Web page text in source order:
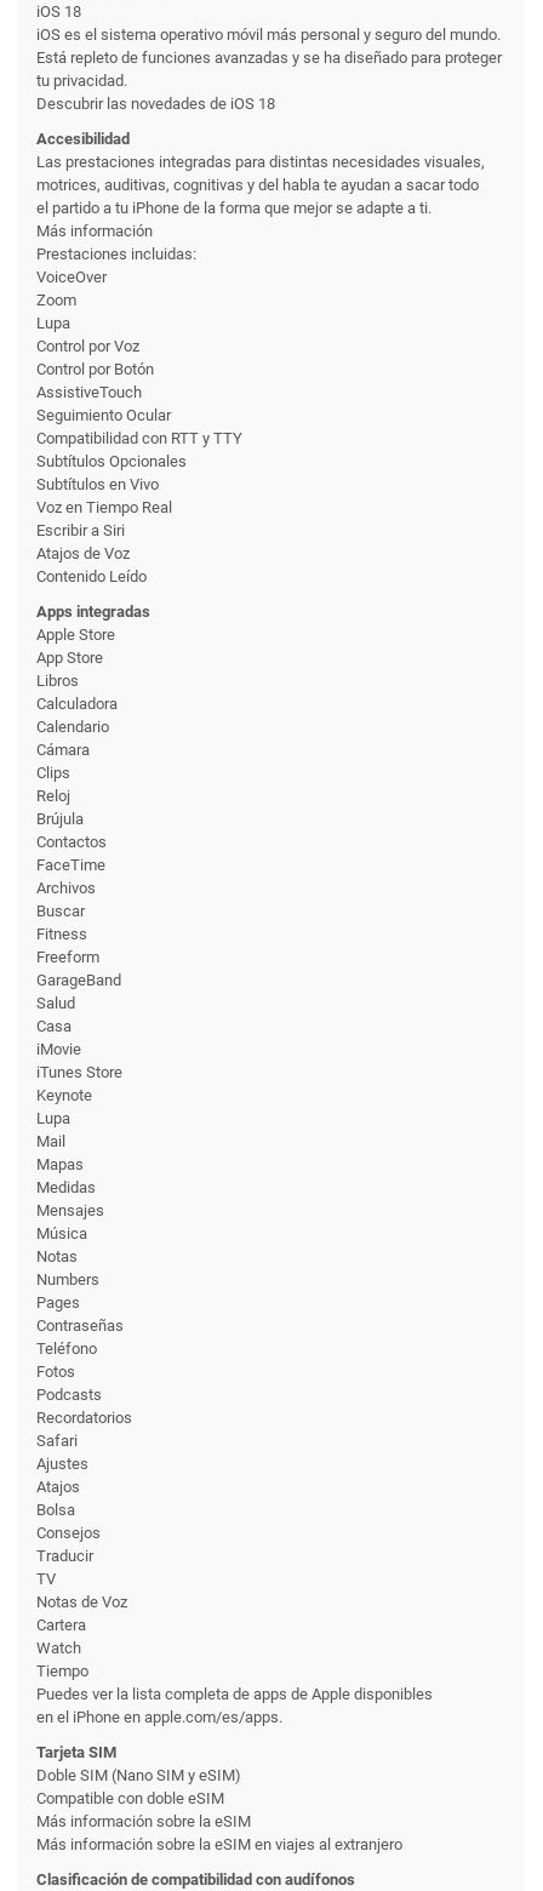
iOS 18
iOS es el sistema operativo móvil más personal y seguro del mundo.
Está repleto de funciones avanzadas y se ha diseñado para proteger
tu privacidad.
Descubrir las novedades de iOS 18
Accesibilidad
Las prestaciones integradas para distintas necesidades visuales,
motrices, auditivas, cognitivas y del habla te ayudan a sacar todo
el partido a tu iPhone de la forma que mejor se adapte a ti.
Más información
Prestaciones incluidas:
VoiceOver
Zoom
Lupa
Control por Voz
Control por Botón
AssistiveTouch
Seguimiento Ocular
Compati­bilidad con RTT y TTY
Subtítulos Opcionales
Subtítulos en Vivo
Voz en Tiempo Real
Escribir a Siri
Atajos de Voz
Contenido Leído
Apps integradas
Apple Store
App Store
Libros
Calculadora
Calendario
Cámara
Clips
Reloj
Brújula
Contactos
FaceTime
Archivos
Buscar
Fitness
Freeform
GarageBand
Salud
Casa
iMovie
iTunes Store
Keynote
Lupa
Mail
Mapas
Medidas
Mensajes
Música
Notas
Numbers
Pages
Contraseñas
Teléfono
Fotos
Podcasts
Recordatorios
Safari
Ajustes
Atajos
Bolsa
Consejos
Traducir
TV
Notas de Voz
Cartera
Watch
Tiempo
Puedes ver la lista completa de apps de Apple disponibles
en el iPhone en apple.com/es/apps.
Tarjeta SIM
Doble SIM (Nano SIM y eSIM)
Compatible con doble eSIM
Más información sobre la eSIM
Más información sobre la eSIM en viajes al extranjero
Clasificación de compati­bilidad con audífonos